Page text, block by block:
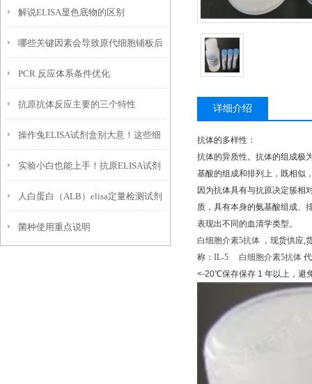
的使用技巧
解说ELISA显色底物的区别
哪些关键因素会导致原代细胞铺板后
贴壁效率低下，大量细胞悬浮无法黏
附
PCR 反应体系条件优化
抗原抗体反应主要的三个特性
操作兔ELISA试剂盒别大意！这些细
节一定要盯紧
实验小白也能上手！抗原ELISA试剂
盒使用全攻略
人白蛋白（ALB）elisa定量检测试剂
盒特点以及技术原理
菌种使用重点说明
详细介绍
抗体的多样性：
抗体的异质性。抗体的组成极
基酸的组成和排列上，既相似
因为抗体具有与抗原决定簇相
质，具有本身的氨基酸组成、
表现出不同的血清学类型。
白细胞介素5抗体 ，现货供应,
称： IL-5 白细胞介素5抗体
<-20℃保存保存 1 年以上，避